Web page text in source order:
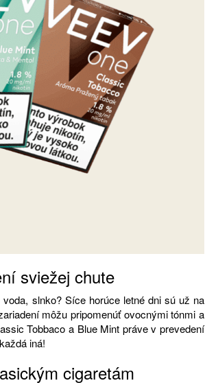
sviežej chute
slnko? Síce horúce letné dni sú už na
môžu pripomenúť ovocnými tónmi a
Tobbaco a Blue Mint práve v prevedení
iná!
cigaretám